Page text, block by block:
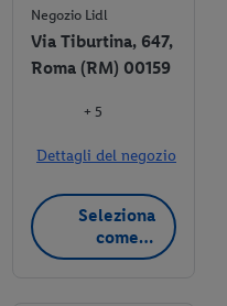
Negozio Lidl
Via Tiburtina, 647,
Roma (RM) 00159
+ 5
Dettagli del negozio
Seleziona
come
negozio